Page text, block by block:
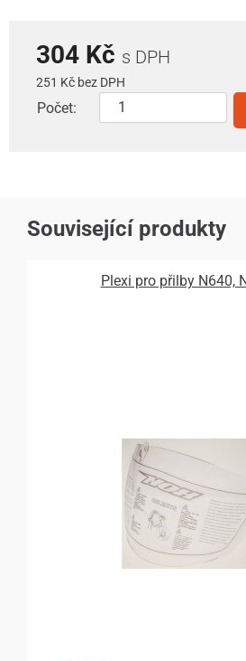
304 Kč s DPH
251 Kč bez DPH
Počet:
Související produkty
Plexi pro přilby N640,